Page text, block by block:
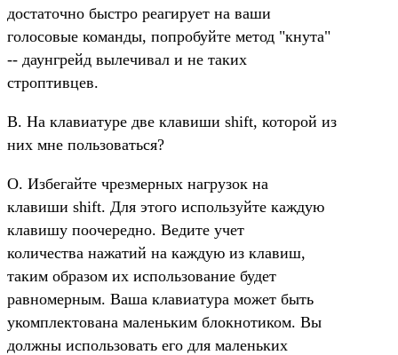
достаточно быстро реагирует на ваши
голосовые команды, попробуйте метод "кнута"
-- даунгрейд вылечивал и не таких
строптивцев.
В. На клавиатуре две клавиши shift, которой из
них мне пользоваться?
О. Избегайте чрезмерных нагрузок на
клавиши shift. Для этого используйте каждую
клавишу поочередно. Ведите учет
количества нажатий на каждую из клавиш,
таким образом их использование будет
равномерным. Ваша клавиатура может быть
укомплектована маленьким блокнотиком. Вы
должны использовать его для маленьких